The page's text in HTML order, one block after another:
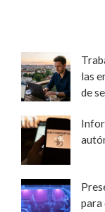
las
de
para